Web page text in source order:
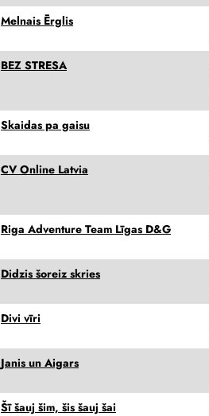
Melnais Ērglis
BEZ STRESA
Skaidas pa gaisu
CV Online Latvia
Riga Adventure Team Līgas D&G
Didzis šoreiz skries
Divi vīri
Janis un Aigars
Šī šauj šim, šis šauj šai